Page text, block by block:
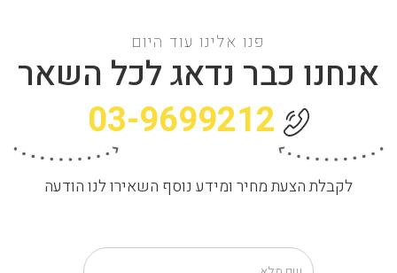
פנו אלינו עוד היום
אנחנו כבר נדאג לכל השאר
03-9699212
לקבלת הצעת מחיר ומידע נוסף השאירו לנו הודעה